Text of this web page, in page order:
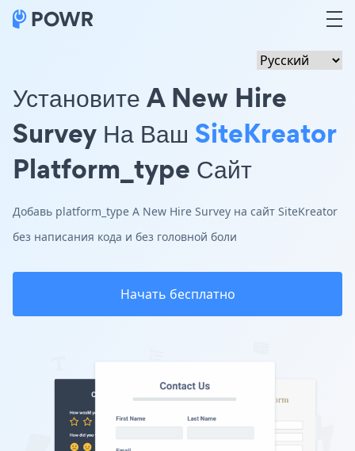
Установите A New Hire
Survey На Ваш SiteKreator
Platform_type Сайт
Добавь platform_type A New Hire Survey на сайт SiteKreator
без написания кода и без головной боли
Начать бесплатно